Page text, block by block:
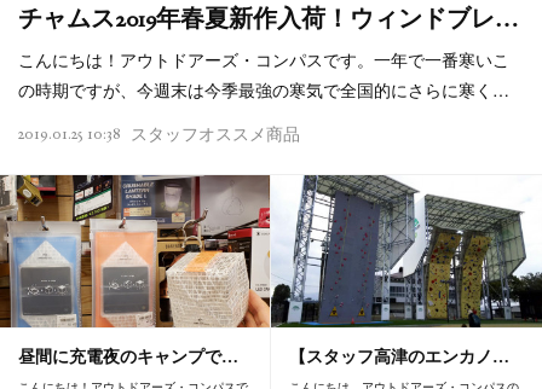
チャムス2019年春夏新作入荷！ウィンドブレ…
こんにちは！アウトドアーズ・コンパスです。一年で一番寒いこ
の時期ですが、今週末は今季最強の寒気で全国的にさらに寒く…
2019.01.25 10:38 スタッフオススメ商品
昼間に充電夜のキャンプで… 【スタッフ高津のエンカノ…